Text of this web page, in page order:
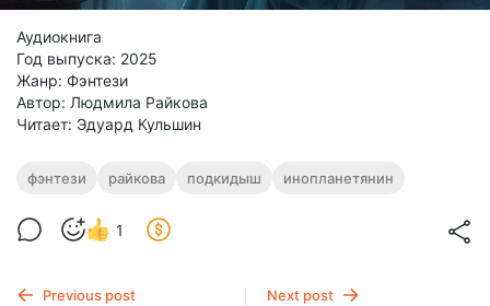
Аудиокнига
Год выпуска: 2025
Жанр: Фэнтези
Автор: Людмила Райкова
Читает: Эдуард Кульшин
фэнтези райкова подкидыш инопланетянин
1
Previous post
Next post